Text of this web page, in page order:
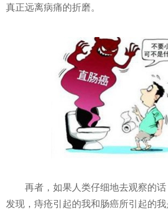
真正远离病痛的折磨。
再者，如果人类仔细地去观察的
发现，痔疮引起的我和肠癌所引起的